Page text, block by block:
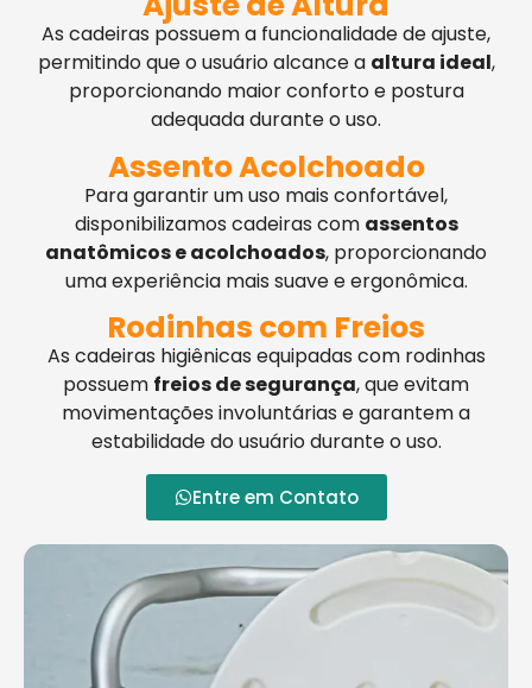
As cadeiras possuem a funcionalidade de ajuste,
permitindo que o usuário alcance a altura ideal,
proporcionando maior conforto e postura
adequada durante o uso.
Assento Acolchoado
Para garantir um uso mais confortável,
disponibilizamos cadeiras com assentos
anatômicos e acolchoados, proporcionando
uma experiência mais suave e ergonômica.
Rodinhas com Freios
As cadeiras higiênicas equipadas com rodinhas
possuem freios de segurança, que evitam
movimentações involuntárias e garantem a
estabilidade do usuário durante o uso.
Entre em Contato